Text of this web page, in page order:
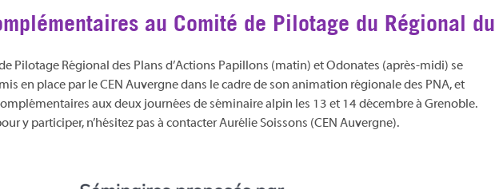
au Comité de Pilotage du Régional du
Pilotage Régional des Plans d’Actions Papillons (matin) et Odonates (après-midi) se
en place par le CEN Auvergne dans le cadre de son animation régionale des PNA, et
aux deux journées de séminaire alpin les 13 et 14 décembre à Grenoble.
y participer, n’hésitez pas à contacter Aurélie Soissons (CEN Auvergne).